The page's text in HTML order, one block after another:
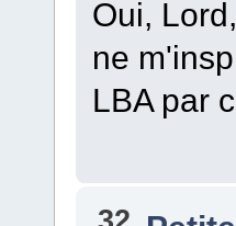
Oui,
ne
LBA par